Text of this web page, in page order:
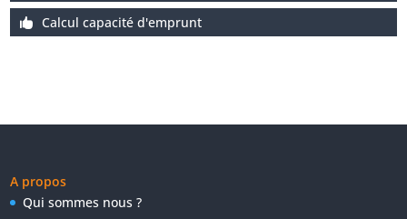
Calcul capacité d'emprunt
A propos
Qui sommes nous ?